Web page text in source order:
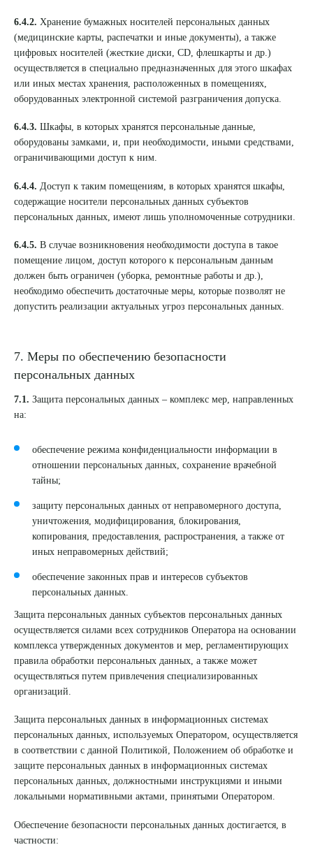
6.4.2. Хранение бумажных носителей персональных данных
(медицинские карты, распечатки и иные документы), а также
цифровых носителей (жесткие диски, CD, флешкарты и др.)
осуществляется в специально предназначенных для этого шкафах
или иных местах хранения, расположенных в помещениях,
оборудованных электронной системой разграничения допуска.
6.4.3. Шкафы, в которых хранятся персональные данные,
оборудованы замками, и, при необходимости, иными средствами,
ограничивающими доступ к ним.
6.4.4. Доступ к таким помещениям, в которых хранятся шкафы,
содержащие носители персональных данных субъектов
персональных данных, имеют лишь уполномоченные сотрудники.
6.4.5. В случае возникновения необходимости доступа в такое
помещение лицом, доступ которого к персональным данным
должен быть ограничен (уборка, ремонтные работы и др.),
необходимо обеспечить достаточные меры, которые позволят не
допустить реализации актуальных угроз персональных данных.
7. Меры по обеспечению безопасности
персональных данных
7.1. Защита персональных данных – комплекс мер, направленных
на:
обеспечение режима конфиденциальности информации в
отношении персональных данных, сохранение врачебной
тайны;
защиту персональных данных от неправомерного доступа,
уничтожения, модифицирования, блокирования,
копирования, предоставления, распространения, а также от
иных неправомерных действий;
обеспечение законных прав и интересов субъектов
персональных данных.
Защита персональных данных субъектов персональных данных
осуществляется силами всех сотрудников Оператора на основании
комплекса утвержденных документов и мер, регламентирующих
правила обработки персональных данных, а также может
осуществляться путем привлечения специализированных
организаций.
Защита персональных данных в информационных системах
персональных данных, используемых Оператором, осуществляется
в соответствии с данной Политикой, Положением об обработке и
защите персональных данных в информационных системах
персональных данных, должностными инструкциями и иными
локальными нормативными актами, принятыми Оператором.
Обеспечение безопасности персональных данных достигается, в
частности: